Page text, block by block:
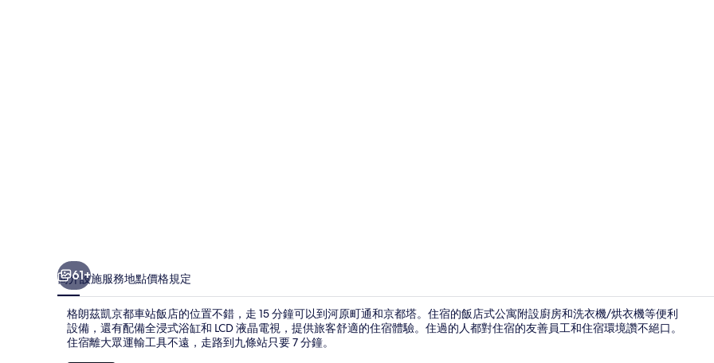
奢華套房
61+
簡介設施服務地點價格規定
格朗茲凱京都車站飯店的位置不錯，走 15 分鐘可以到河原町通和京都塔。住宿的飯店式公寓附設廚房和洗衣機/烘衣機等便利
設備，還有配備全浸式浴缸和 LCD 液晶電視，提供旅客舒適的住宿體驗。住過的人都對住宿的友善員工和住宿環境讚不絕口。
住宿離大眾運輸工具不遠，走路到九條站只要 7 分鐘。